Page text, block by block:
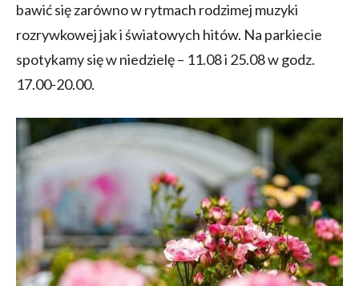
bawić się zarówno w rytmach rodzimej muzyki
rozrywkowej jak i światowych hitów. Na parkiecie
spotykamy się w niedzielę – 11.08 i 25.08 w godz.
17.00-20.00.